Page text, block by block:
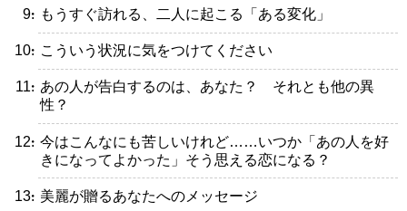
・もうすぐ訪れる、二人に起こる「ある変化」
・こういう状況に気をつけてください
・あの人が告白するのは、あなた？ それとも他の異
性？
・今はこんなにも苦しいけれど……いつか「あの人を好
きになってよかった」そう思える恋になる？
・美麗が贈るあなたへのメッセージ